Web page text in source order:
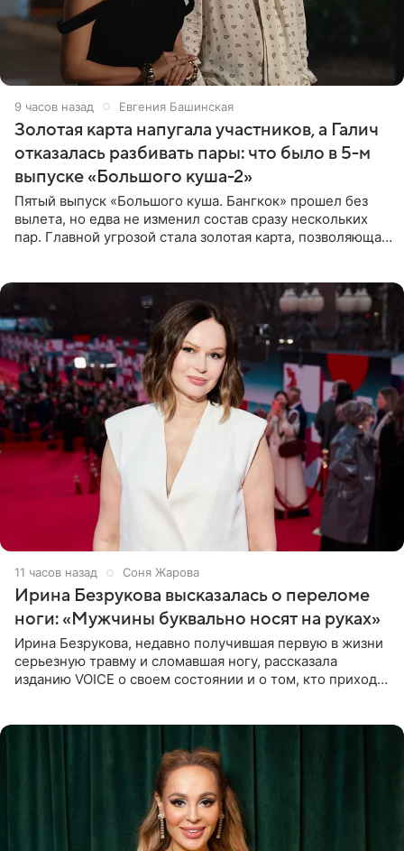
9 часов назад Евгения Башинская
Золотая карта напугала участников, а Галич
отказалась разбивать пары: что было в 5-м
выпуске «Большого куша-2»
Пятый выпуск «Большого куша. Бангкок» прошел без
вылета, но едва не изменил состав сразу нескольких
пар. Главной угрозой стала золотая карта, позволяющая
11 часов назад Соня Жарова
Ирина Безрукова высказалась о переломе
ноги: «Мужчины буквально носят на руках»
Ирина Безрукова, недавно получившая первую в жизни
серьезную травму и сломавшая ногу, рассказала
изданию VOICE о своем состоянии и о том, кто приходит